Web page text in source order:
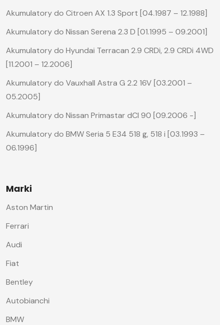
Akumulatory do Citroen AX 1.3 Sport [04.1987 – 12.1988]
Akumulatory do Nissan Serena 2.3 D [01.1995 – 09.2001]
Akumulatory do Hyundai Terracan 2.9 CRDi, 2.9 CRDi 4WD
[11.2001 – 12.2006]
Akumulatory do Vauxhall Astra G 2.2 16V [03.2001 –
05.2005]
Akumulatory do Nissan Primastar dCI 90 [09.2006 -]
Akumulatory do BMW Seria 5 E34 518 g, 518 i [03.1993 –
06.1996]
Marki
Aston Martin
Ferrari
Audi
Fiat
Bentley
Autobianchi
BMW